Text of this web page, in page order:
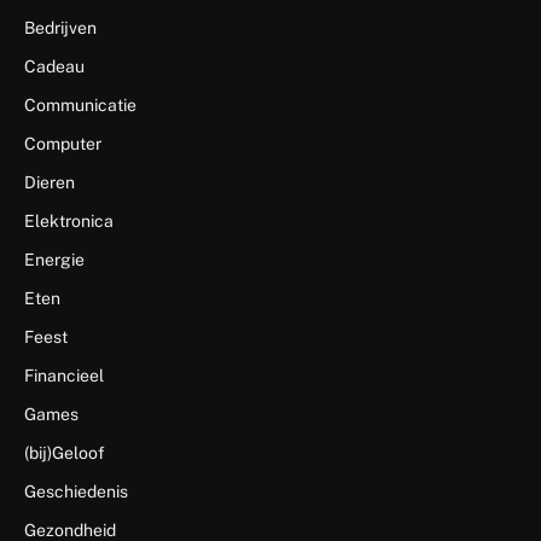
Bedrijven
Cadeau
Communicatie
Computer
Dieren
Elektronica
Energie
Eten
Feest
Financieel
Games
(bij)Geloof
Geschiedenis
Gezondheid